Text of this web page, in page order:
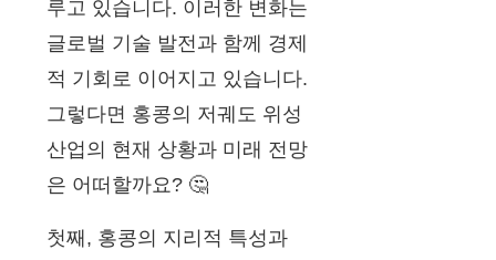
루고 있습니다. 이러한 변화는
글로벌 기술 발전과 함께 경제
적 기회로 이어지고 있습니다.
그렇다면 홍콩의 저궤도 위성
산업의 현재 상황과 미래 전망
은 어떠할까요? 🤔
첫째, 홍콩의 지리적 특성과